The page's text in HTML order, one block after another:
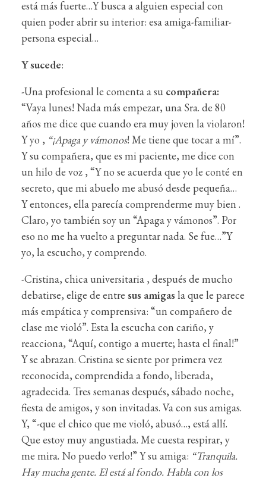
está más fuerte…Y busca a alguien especial con
quien poder abrir su interior: esa amiga-familiar-
persona especial…
Y sucede:
-Una profesional le comenta a su compañera:
“Vaya lunes! Nada más empezar, una Sra. de 80
años me dice que cuando era muy joven la violaron!
Y yo , “¡Apaga y vámonos! Me tiene que tocar a mí”.
Y su compañera, que es mi paciente, me dice con
un hilo de voz , “Y no se acuerda que yo le conté en
secreto, que mi abuelo me abusó desde pequeña…
Y entonces, ella parecía comprenderme muy bien .
Claro, yo también soy un “Apaga y vámonos”. Por
eso no me ha vuelto a preguntar nada. Se fue…”Y
yo, la escucho, y comprendo.
-Cristina, chica universitaria , después de mucho
debatirse, elige de entre sus amigas la que le parece
más empática y comprensiva: “un compañero de
clase me violó”. Esta la escucha con cariño, y
reacciona, “Aquí, contigo a muerte; hasta el final!”
Y se abrazan. Cristina se siente por primera vez
reconocida, comprendida a fondo, liberada,
agradecida. Tres semanas después, sábado noche,
fiesta de amigos, y son invitadas. Va con sus amigas.
Y, “-que el chico que me violó, abusó…, está allí.
Que estoy muy angustiada. Me cuesta respirar, y
me mira. No puedo verlo!” Y su amiga: “Tranquila.
Hay mucha gente. El está al fondo. Habla con los